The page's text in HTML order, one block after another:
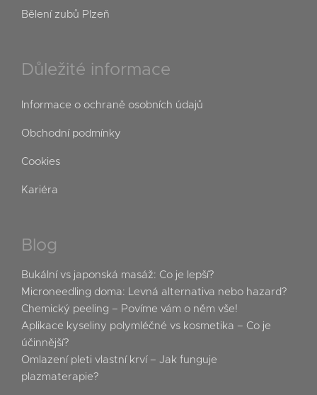
Bělení zubů Plzeň
Důležité informace
Informace o ochraně osobních údajů
Obchodní podmínky
Cookies
Kariéra
Blog
Bukální vs japonská masáž: Co je lepší?
Microneedling doma: Levná alternativa nebo hazard?
Chemický peeling – Povíme vám o něm vše!
Aplikace kyseliny polymléčné vs kosmetika – Co je
účinnější?
Omlazení pleti vlastní krví – Jak funguje
plazmaterapie?